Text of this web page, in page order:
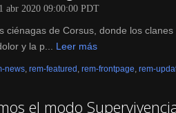
abr 2020 09:00:00 PDT
ciénagas de Corsus, donde los
y la p... Leer más
news, rem-featured , rem-frontpage, rem-
el modo